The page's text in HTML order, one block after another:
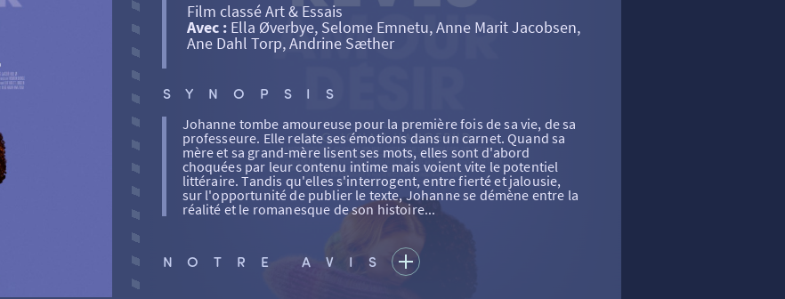
Film classé Art & Essais
Avec :Ella Øverbye, Selome Emnetu, Anne Marit Jacobsen,
Ane Dahl Torp, Andrine Sæther
SYNOPSIS
Johanne tombe amoureuse pour la première fois de sa vie, de sa
professeure. Elle relate ses émotions dans un carnet. Quand sa
mère et sa grand-mère lisent ses mots, elles sont d'abord
choquées par leur contenu intime mais voient vite le potentiel
littéraire. Tandis qu'elles s'interrogent, entre fierté et jalousie,
sur l'opportunité de publier le texte, Johanne se démène entre la
réalité et le romanesque de son histoire...
NOTRE AVIS